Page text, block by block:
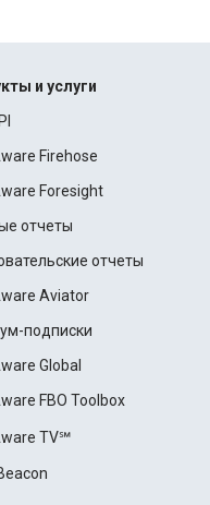
и услуги
Firehose
Foresight
отчеты
отчеты
Aviator
подписки
Global
FBO Toolbox
TV℠